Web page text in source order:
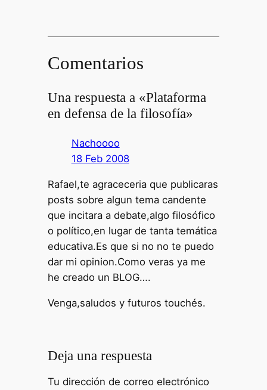
Comentarios
Una respuesta a «Plataforma
en defensa de la filosofía»
Nachoooo
18 Feb 2008
Rafael,te agraceceria que publicaras
posts sobre algun tema candente
que incitara a debate,algo filosófico
o político,en lugar de tanta temática
educativa.Es que si no no te puedo
dar mi opinion.Como veras ya me
he creado un BLOG….
Venga,saludos y futuros touchés.
Deja una respuesta
Tu dirección de correo electrónico